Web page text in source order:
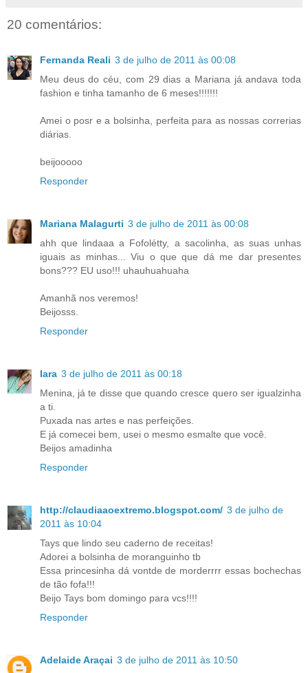
20 comentários:
Fernanda Reali 3 de julho de 2011 às 00:08
Meu deus do céu, com 29 dias a Mariana já andava toda
fashion e tinha tamanho de 6 meses!!!!!!!
Amei o posr e a bolsinha, perfeita para as nossas correrias
diárias.
beijooooo
Responder
Mariana Malagurti 3 de julho de 2011 às 00:08
ahh que lindaaa a Fofolétty, a sacolinha, as suas unhas
iguais as minhas... Viu o que que dá me dar presentes
bons??? EU uso!!! uhauhuahuaha
Amanhã nos veremos!
Beijosss.
Responder
Iara 3 de julho de 2011 às 00:18
Menina, já te disse que quando cresce quero ser igualzinha
a ti.
Puxada nas artes e nas perfeições.
E já comecei bem, usei o mesmo esmalte que você.
Beijos amadinha
Responder
http://claudiaaoextremo.blogspot.com/ 3 de julho de
2011 às 10:04
Tays que lindo seu caderno de receitas!
Adorei a bolsinha de moranguinho tb
Essa princesinha dá vontde de morderrrr essas bochechas
de tão fofa!!!
Beijo Tays bom domingo para vcs!!!!
Responder
Adelaide Araçai 3 de julho de 2011 às 10:50